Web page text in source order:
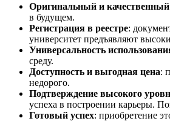
Оригинальный и
в будущем.
Регистрация в реестре:
университет предъявляют
Универсальность
среду.
Доступность и выгодная цена:
недорого.
Подтверждение высокого
успеха в построении карьеры.
Готовый успех: приобретение